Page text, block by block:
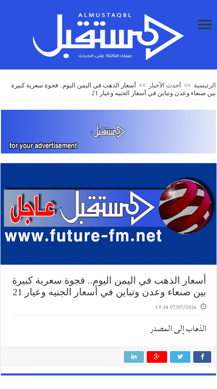
الرئيسية >> أحدث الأخبار >> أسعار الذهب في اليمن اليوم.. فجوة سعرية كبيرة
بين صنعاء وعدن وتباين في أسعار الجنيه وعيار 21
أسعار الذهب في اليمن اليوم.. فجوة سعرية كبيرة
بين صنعاء وعدن وتباين في أسعار الجنيه وعيار 21
07/07/2026 19:34
الذهاب إلى المصدر